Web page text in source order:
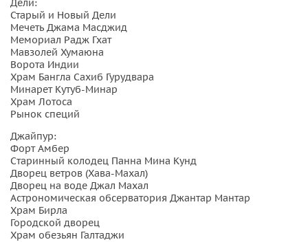
Дели:
Старый и Новый Дели
Мечеть Джама Масджид
Мемориал Радж Гхат
Мавзолей Хумаюна
Ворота Индии
Храм Бангла Сахиб Гурудвара
Минарет Кутуб-Минар
Храм Лотоса
Рынок специй
Джайпур:
Форт Амбер
Cтаринный колодец Панна Мина Кунд
Дворец ветров (Хава-Махал)
Дворец на воде Джал Махал
Астрономическая обсерватория Джантар Мантар
Храм Бирла
Городской дворец
Храм обезьян Галтаджи